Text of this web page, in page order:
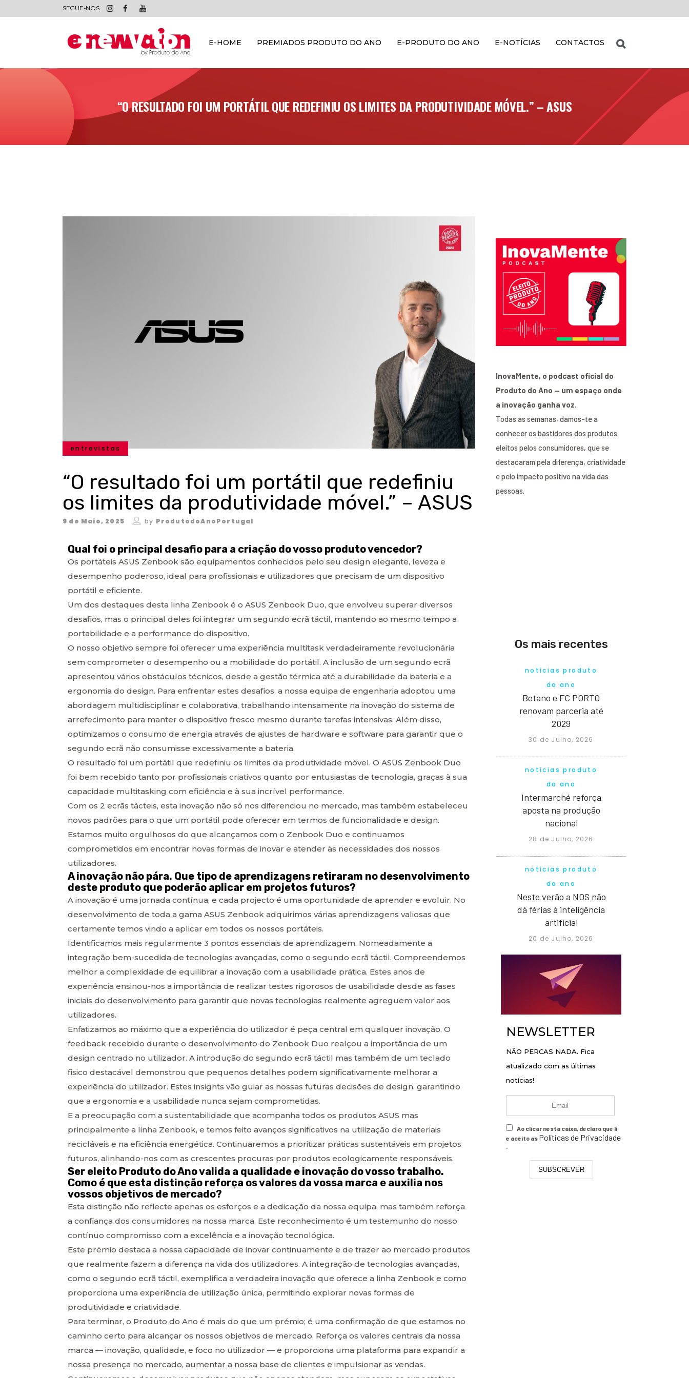
SEGUE-NOS
E-HOME PREMIADOS PRODUTO DO ANO E-PRODUTO DO ANO E-NOTÍCIAS CONTACTOS
“O RESULTADO FOI UM PORTÁTIL QUE REDEFINIU OS LIMITES DA PRODUTIVIDADE MÓVEL.” – ASUS
entrevistas
“O resultado foi um portátil que redefiniu
os limites da produtividade móvel.” – ASUS
9 de Maio, 2025 by ProdutodoAnoPortugal
Qual foi o principal desafio para a criação do vosso produto vencedor?
Os portáteis ASUS Zenbook são equipamentos conhecidos pelo seu design elegante, leveza e
desempenho poderoso, ideal para profissionais e utilizadores que precisam de um dispositivo
portátil e eficiente.
Um dos destaques desta linha Zenbook é o ASUS Zenbook Duo, que envolveu superar diversos
desafios, mas o principal deles foi integrar um segundo ecrã táctil, mantendo ao mesmo tempo a
portabilidade e a performance do dispositivo.
O nosso objetivo sempre foi oferecer uma experiência multitask verdadeiramente revolucionária
sem comprometer o desempenho ou a mobilidade do portátil. A inclusão de um segundo ecrã
apresentou vários obstáculos técnicos, desde a gestão térmica até a durabilidade da bateria e a
ergonomia do design. Para enfrentar estes desafios, a nossa equipa de engenharia adoptou uma
abordagem multidisciplinar e colaborativa, trabalhando intensamente na inovação do sistema de
arrefecimento para manter o dispositivo fresco mesmo durante tarefas intensivas. Além disso,
optimizamos o consumo de energia através de ajustes de hardware e software para garantir que o
segundo ecrã não consumisse excessivamente a bateria.
O resultado foi um portátil que redefiniu os limites da produtividade móvel. O ASUS Zenbook Duo
foi bem recebido tanto por profissionais criativos quanto por entusiastas de tecnologia, graças à sua
capacidade multitasking com eficiência e à sua incrível performance.
Com os 2 ecrãs tácteis, esta inovação não só nos diferenciou no mercado, mas também estabeleceu
novos padrões para o que um portátil pode oferecer em termos de funcionalidade e design.
Estamos muito orgulhosos do que alcançamos com o Zenbook Duo e continuamos
comprometidos em encontrar novas formas de inovar e atender às necessidades dos nossos
utilizadores.
A inovação não pára. Que tipo de aprendizagens retiraram no desenvolvimento
deste produto que poderão aplicar em projetos futuros?
A inovação é uma jornada contínua, e cada projecto é uma oportunidade de aprender e evoluir. No
desenvolvimento de toda a gama ASUS Zenbook adquirimos várias aprendizagens valiosas que
certamente temos vindo a aplicar em todos os nossos portáteis.
Identificamos mais regularmente 3 pontos essenciais de aprendizagem. Nomeadamente a
integração bem-sucedida de tecnologias avançadas, como o segundo ecrã táctil. Compreendemos
melhor a complexidade de equilibrar a inovação com a usabilidade prática. Estes anos de
experiência ensinou-nos a importância de realizar testes rigorosos de usabilidade desde as fases
iniciais do desenvolvimento para garantir que novas tecnologias realmente agreguem valor aos
utilizadores.
Enfatizamos ao máximo que a experiência do utilizador é peça central em qualquer inovação. O
feedback recebido durante o desenvolvimento do Zenbook Duo realçou a importância de um
design centrado no utilizador. A introdução do segundo ecrã táctil mas também de um teclado
fisico destacável demonstrou que pequenos detalhes podem significativamente melhorar a
experiência do utilizador. Estes insights vão guiar as nossas futuras decisões de design, garantindo
que a ergonomia e a usabilidade nunca sejam comprometidas.
E a preocupação com a sustentabilidade que acompanha todos os produtos ASUS mas
principalmente a linha Zenbook, e temos feito avanços significativos na utilização de materiais
recicláveis e na eficiência energética. Continuaremos a prioritizar práticas sustentáveis em projetos
futuros, alinhando-nos com as crescentes procuras por produtos ecologicamente responsáveis.
Ser eleito Produto do Ano valida a qualidade e inovação do vosso trabalho.
Como é que esta distinção reforça os valores da vossa marca e auxilia nos
vossos objetivos de mercado?
Esta distinção não reflecte apenas os esforços e a dedicação da nossa equipa, mas também reforça
a confiança dos consumidores na nossa marca. Este reconhecimento é um testemunho do nosso
contínuo compromisso com a excelência e a inovação tecnológica.
Este prémio destaca a nossa capacidade de inovar continuamente e de trazer ao mercado produtos
que realmente fazem a diferença na vida dos utilizadores. A integração de tecnologias avançadas,
como o segundo ecrã táctil, exemplifica a verdadeira inovação que oferece a linha Zenbook e como
proporciona uma experiência de utilização única, permitindo explorar novas formas de
produtividade e criatividade.
Para terminar, o Produto do Ano é mais do que um prémio; é uma confirmação de que estamos no
caminho certo para alcançar os nossos objetivos de mercado. Reforça os valores centrais da nossa
marca — inovação, qualidade, e foco no utilizador — e proporciona uma plataforma para expandir a
nossa presença no mercado, aumentar a nossa base de clientes e impulsionar as vendas.
InovaMente, o podcast oficial do
Produto do Ano — um espaço onde
a inovação ganha voz.
Todas as semanas, damos-te a
conhecer os bastidores dos produtos
eleitos pelos consumidores, que se
destacaram pela diferença, criatividade
e pelo impacto positivo na vida das
pessoas.
Os mais recentes
notícias produto
do ano
Betano e FC PORTO
renovam parceria até
2029
30 de Julho, 2026
notícias produto
do ano
Intermarché reforça
aposta na produção
nacional
28 de Julho, 2026
notícias produto
do ano
Neste verão a NOS não
dá férias à inteligência
artificial
20 de Julho, 2026
NEWSLETTER
NÃO PERCAS NADA. Fica
atualizado com as últimas
notícias!
Ao clicar nesta caixa, declaro que li
e aceito as Políticas de Privacidade
.
SUBSCREVER